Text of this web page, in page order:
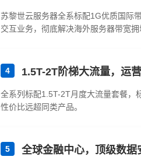
苏黎世云服务器全系标配1G优质国际
交互业务，彻底解决海外服务器带宽拥
4 1.5T-2T阶梯大流量，运
全系列标配1.5T-2T月度大流量套餐，
性价比远超同类产品。
5 全球金融中心，顶级数据